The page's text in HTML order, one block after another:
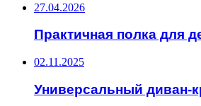
27.04.2026
Практичная полка для
02.11.2025
Универсальный диван-